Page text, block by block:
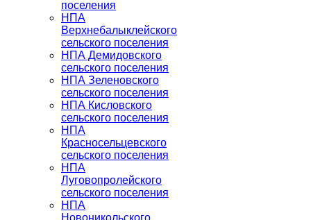
поселения
НПА
Верхнебалыклейского
сельского поселения
НПА Демидовского
сельского поселения
НПА Зеленовского
сельского поселения
НПА Кисловского
сельского поселения
НПА
Красносельцевского
сельского поселения
НПА
Луговопролейского
сельского поселения
НПА
Новоникольского